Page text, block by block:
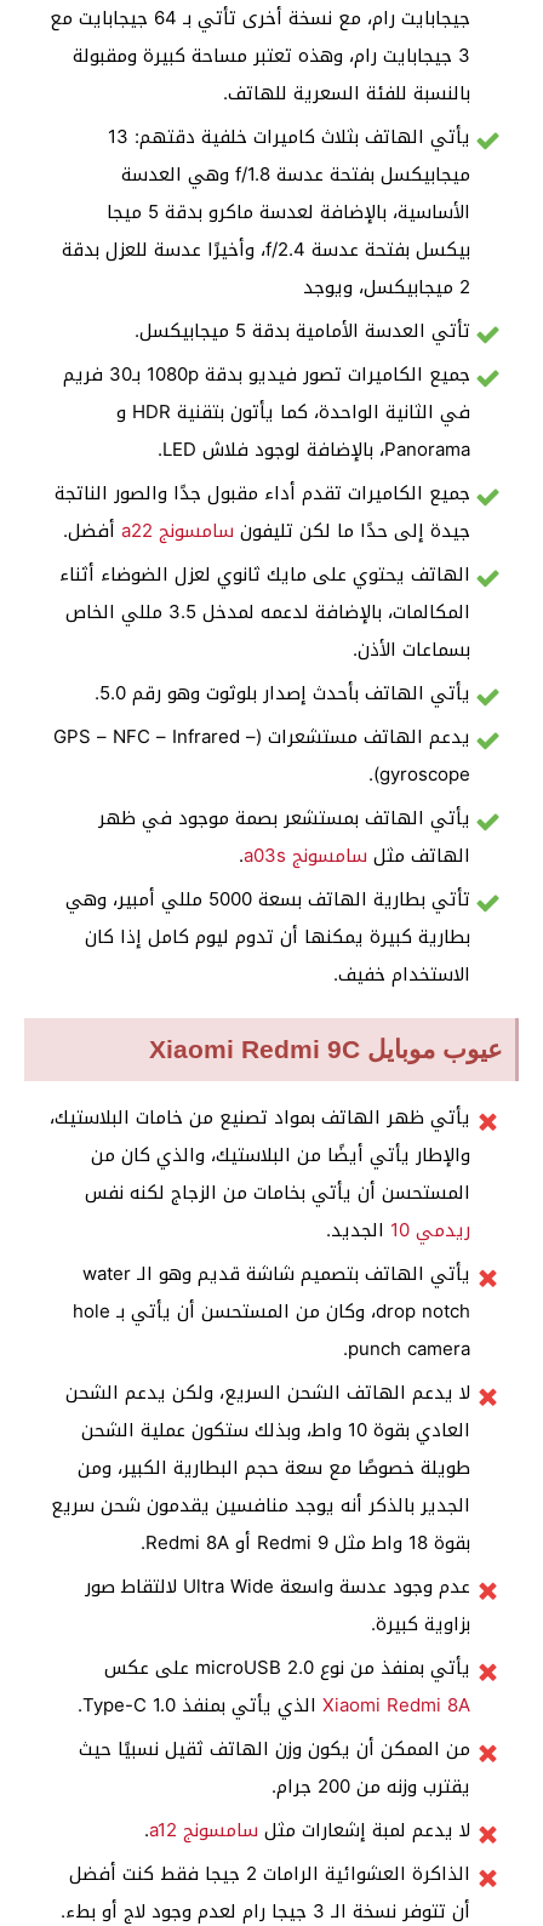
جيجابايت رام، مع نسخة أخرى تأتي بـ 64 جيجابايت مع
3 جيجابايت رام، وهذه تعتبر مساحة كبيرة ومقبولة
بالنسبة للفئة السعرية للهاتف.
يأتي الهاتف بثلاث كاميرات خلفية دقتهم: 13
ميجابيكسل بفتحة عدسة f/1.8 وهي العدسة
الأساسية، بالإضافة لعدسة ماكرو بدقة 5 ميجا
بيكسل بفتحة عدسة f/2.4، وأخيرًا عدسة للعزل بدقة
2 ميجابيكسل، ويوجد
تأتي العدسة الأمامية بدقة 5 ميجابيكسل.
جميع الكاميرات تصور فيديو بدقة 1080p بـ30 فريم
في الثانية الواحدة، كما يأتون بتقنية HDR و
Panorama، بالإضافة لوجود فلاش LED.
جميع الكاميرات تقدم أداء مقبول جدًا والصور الناتجة
جيدة إلى حدًا ما لكن تليفون سامسونج a22
أفضل.
الهاتف يحتوي على مايك ثانوي لعزل الضوضاء أثناء
المكالمات، بالإضافة لدعمه لمدخل 3.5 مللي الخاص
بسماعات الأذن.
يأتي الهاتف بأحدث إصدار بلوثوت وهو رقم 5.0.
يدعم الهاتف مستشعرات (GPS – NFC – Infrared –
gyroscope).
يأتي الهاتف بمستشعر بصمة موجود في ظهر
الهاتف مثل سامسونج a03s
.
تأتي بطارية الهاتف بسعة 5000 مللي أمبير، وهي
بطارية كبيرة يمكنها أن تدوم ليوم كامل إذا كان
الاستخدام خفيف.
عيوب موبايل Xiaomi Redmi 9C
يأتي ظهر الهاتف بمواد تصنيع من خامات البلاستيك،
والإطار يأتي أيضًا من البلاستيك، والذي كان من
المستحسن أن يأتي بخامات من الزجاج لكنه نفس
ريدمي 10
الجديد.
يأتي الهاتف بتصميم شاشة قديم وهو الـ water
drop notch، وكان من المستحسن أن يأتي بـ hole
punch camera.
لا يدعم الهاتف الشحن السريع، ولكن يدعم الشحن
العادي بقوة 10 واط، وبذلك ستكون عملية الشحن
طويلة خصوصًا مع سعة حجم البطارية الكبير، ومن
الجدير بالذكر أنه يوجد منافسين يقدمون شحن سريع
بقوة 18 واط مثل Redmi 9 أو Redmi 8A.
عدم وجود عدسة واسعة Ultra Wide لالتقاط صور
بزاوية كبيرة.
يأتي بمنفذ من نوع microUSB 2.0 على عكس
Xiaomi Redmi 8A الذي يأتي بمنفذ Type-C 1.0.
من الممكن أن يكون وزن الهاتف ثقيل نسبيًا حيث
يقترب وزنه من 200 جرام.
لا يدعم لمبة إشعارات مثل سامسونج a12
.
الذاكرة العشوائية الرامات 2 جيجا فقط كنت أفضل
أن تتوفر نسخة الـ 3 جيجا رام لعدم وجود لاج أو بطء.